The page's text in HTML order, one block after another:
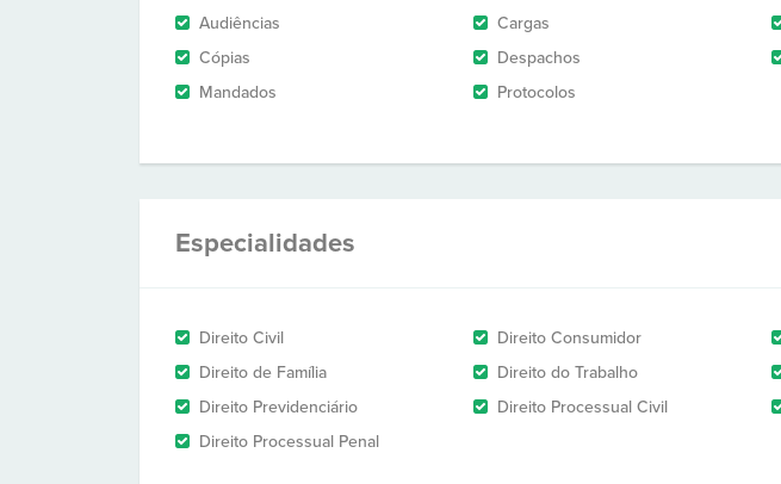
Audiências
Cargas
Cópias
Despachos
Mandados
Protocolos
Especialidades
Direito Civil Direito Consumidor
Direito de Família
Direito do Trabalho
Direito Previdenciário
Direito Processual Civil
Direito Processual Penal